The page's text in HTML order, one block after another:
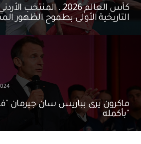
كأس العالم 2026..
التاريخية الأولى بطموح الظهور
ماكرون يرى بباريس سان جيرمان
بأكمله"